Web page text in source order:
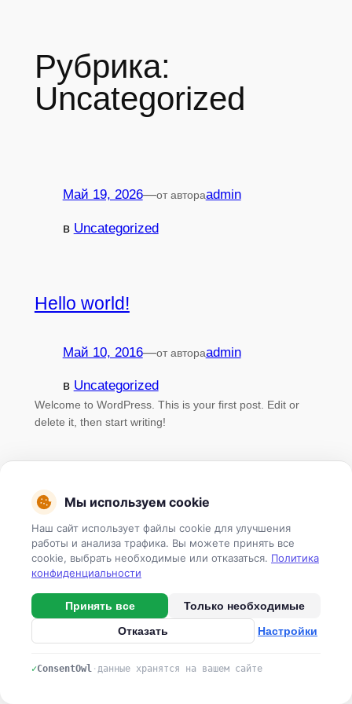
содержимому
Рубрика:
Uncategorized
Май 19, 2026—от автораadmin
в Uncategorized
Hello world!
Май 10, 2016—от автораadmin
в Uncategorized
Welcome to WordPress. This is your first post. Edit or
delete it, then start writing!
Мы используем cookie
Наш сайт использует файлы cookie для улучшения
работы и анализа трафика. Вы можете принять все
cookie, выбрать необходимые или отказаться. Политика
конфиденциальности
Принять все
Только необходимые
Отказать
Настройки
✓ConsentOwl · данные хранятся на вашем сайте